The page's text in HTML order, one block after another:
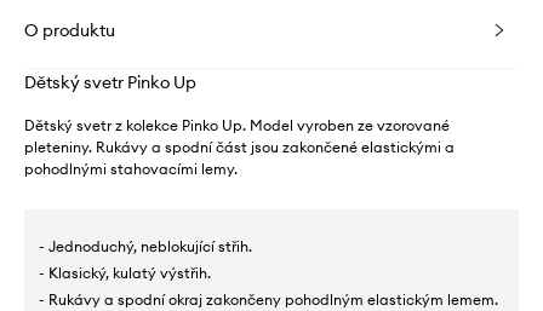
O produktu
Dětský svetr Pinko Up
Dětský svetr z kolekce Pinko Up. Model vyroben ze vzorované
pleteniny. Rukávy a spodní část jsou zakončené elastickými a
pohodlnými stahovacími lemy.
- Jednoduchý, neblokující střih.
- Klasický, kulatý výstřih.
- Rukávy a spodní okraj zakončeny pohodlným elastickým lemem.